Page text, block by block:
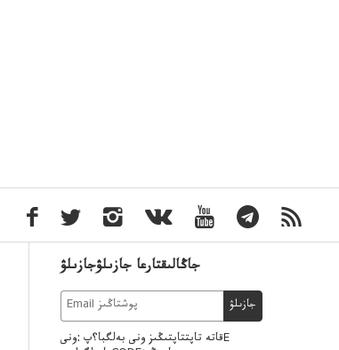
جاڭالىقتارعا جازىلۋجازىلۋ
جازىلۋ
قاتە تاپتتاپتىڭىز ونى بەلگبا؟پ :ونىE